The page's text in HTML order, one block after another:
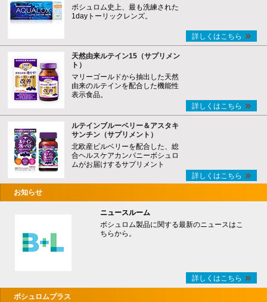
ボシュロム史上、最も洗練された
1dayトーリックレンズ。
詳しくはこちら
天然由来ルテイン15（サプリメン
ト）
マリーゴールドから抽出した天然
由来のルテインを配合した機能性
表示食品。
詳しくはこちら
ルテインブルーベリー＆アスタキ
サンチン（サプリメント）
北欧産ビルベリーを配合した、総
合ヘルスケアカンパニーボシュロ
ムがお届けするサプリメント
詳しくはこちら
お知らせ
ニュースルーム
ボシュロム製品に関する最新のニュースはこ
ちらから。
詳しくはこちら
ボシュロムプラス